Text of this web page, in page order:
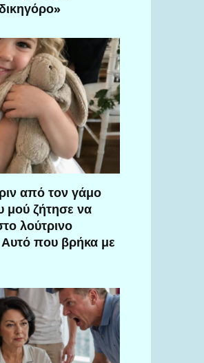
από τον γάμο
μού ζήτησε να
λούτρινο
Αυτό που βρήκα με